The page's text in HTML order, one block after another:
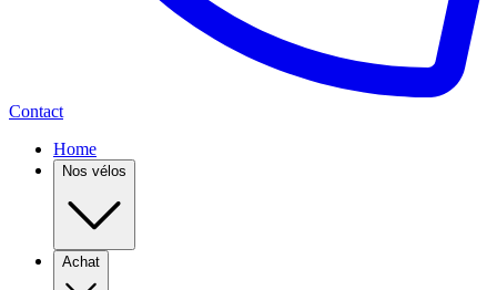
Contact
Home
Nos vélos
Achat